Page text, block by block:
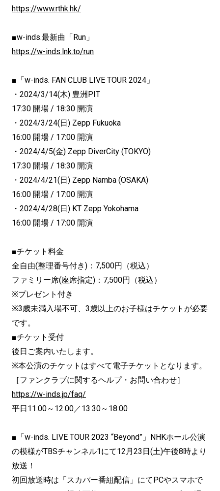
https://www.rthk.hk/
■w-inds.最新曲「Run」
https://w-inds.lnk.to/run
■「w-inds. FAN CLUB LIVE TOUR 2024」
・2024/3/14(木) 豊洲PIT
17:30 開場 / 18:30 開演
・2024/3/24(日) Zepp Fukuoka
16:00 開場 / 17:00 開演
・2024/4/5(金) Zepp DiverCity (TOKYO)
17:30 開場 / 18:30 開演
・2024/4/21(日) Zepp Namba (OSAKA)
16:00 開場 / 17:00 開演
・2024/4/28(日) KT Zepp Yokohama
16:00 開場 / 17:00 開演
■チケット料金
全自由(整理番号付き)：7,500円（税込）
ファミリー席(座席指定)：7,500円（税込）
※プレゼント付き
※3歳未満入場不可、3歳以上のお子様はチケットが必要
です。
■チケット受付
後日ご案内いたします。
※本公演のチケットはすべて電子チケットとなります。
［ファンクラブに関するヘルプ・お問い合わせ］
https://w-inds.jp/faq/
平日11:00～12:00／13:30～18:00
■「w-inds. LIVE TOUR 2023 “Beyond”」NHKホール公演
の模様がTBSチャンネル1にて12月23日(土)午後8時より
放送！
初回放送時は「スカパー番組配信」にてPCやスマホで